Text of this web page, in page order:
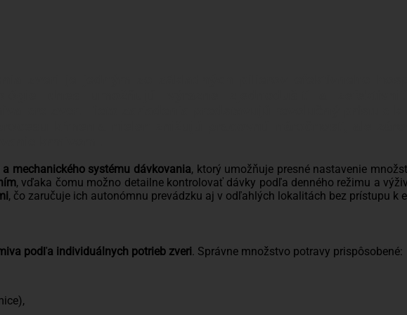
mechanického systému dávkovania, ktorý umožňuje presné nastavenie
, vďaka čomu možno detailne kontrolovať dávky podľa denného režimu a
, čo zaručuje ich autonómnu prevádzku aj v odľahlých lokalitách bez prístupu k
podľa individuálnych potrieb zveri. Správne množstvo potravy prispôsobené: